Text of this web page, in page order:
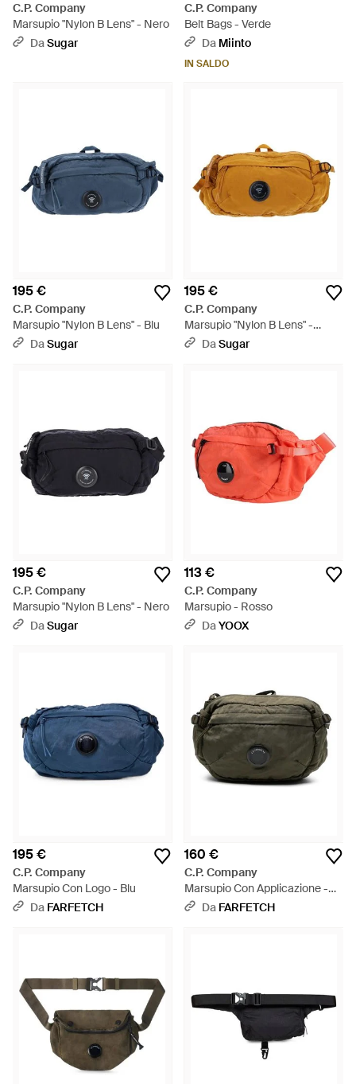
C.P. Company
Marsupio "Nylon B Lens" - Nero
DaSugar
C.P. Company
Belt Bags - Verde
Da Miinto
IN SALDO
195 €
C.P. Company
Marsupio "Nylon B Lens" - Blu
DaSugar
195 €
C.P. Company
Marsupio "Nylon B Lens" -
Arancione
DaSugar
195 €
C.P. Company
Marsupio "Nylon B Lens" - Nero
DaSugar
113 €
C.P. Company
Marsupio - Rosso
DaYOOX
195 €
C.P. Company
Marsupio Con Logo - Blu
Da FARFETCH
160 €
C.P. Company
Marsupio Con Applicazione -
Grigio
Da FARFETCH